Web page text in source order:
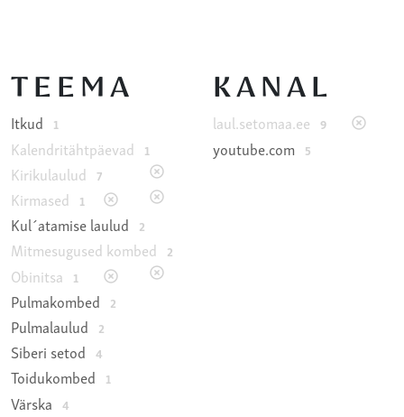
TEEMA
Itkud 1
Kalendritähtpäevad 1
Kirikulaulud 7
Kirmased 1
Kul´atamise laulud 2
Mitmesugused kombed 2
Obinitsa 1
Pulmakombed 2
Pulmalaulud 2
Siberi setod 4
Toidukombed 1
Värska 4
KANAL
laul.setomaa.ee 9
youtube.com 5